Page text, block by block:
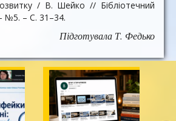
/ В. Шейко // Бібліотечний
№5. – С. 31–34.
Підготувала Т. Федько